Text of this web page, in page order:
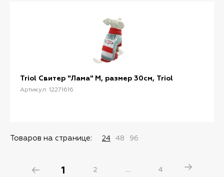
Triol Свитер "Лама" M, размер 30см, Triol
Артикул: 12271616
Товаров на странице: 24 48 96
1 2 ... 4